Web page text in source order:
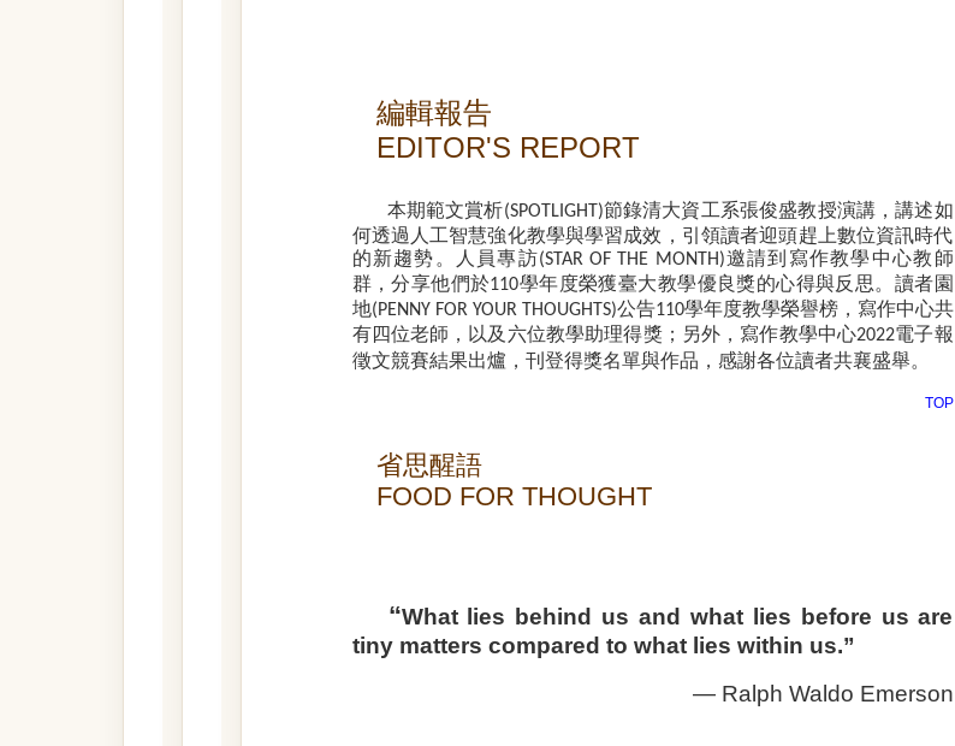
編輯報告
EDITOR'S REPORT
本期範文賞析(SPOTLIGHT)節錄清大資工系張俊盛教授演講，講述如
何透過人工智慧強化教學與學習成效，引領讀者迎頭趕上數位資訊時代
的新趨勢。人員專訪(STAR OF THE MONTH)邀請到寫作教學中心教師
群，分享他們於110學年度榮獲臺大教學優良獎的心得與反思。讀者園
地(PENNY FOR YOUR THOUGHTS)公告110學年度教學榮譽榜，寫作中心共
有四位老師，以及六位教學助理得獎；另外，寫作教學中心2022電子報
徵文競賽結果出爐，刊登得獎名單與作品，感謝各位讀者共襄盛舉。
TOP
省思醒語
FOOD FOR THOUGHT
“What lies behind us and what lies before us are
tiny matters compared to what lies within us.”
— Ralph Waldo Emerson